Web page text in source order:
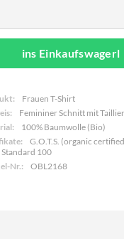
ins Einkaufswagerl
Frauen T-Shirt
Femininer Schnitt mit
100% Baumwolle (Bio)
G.O.T.S. (organic
100
Nr.:
OBL2168